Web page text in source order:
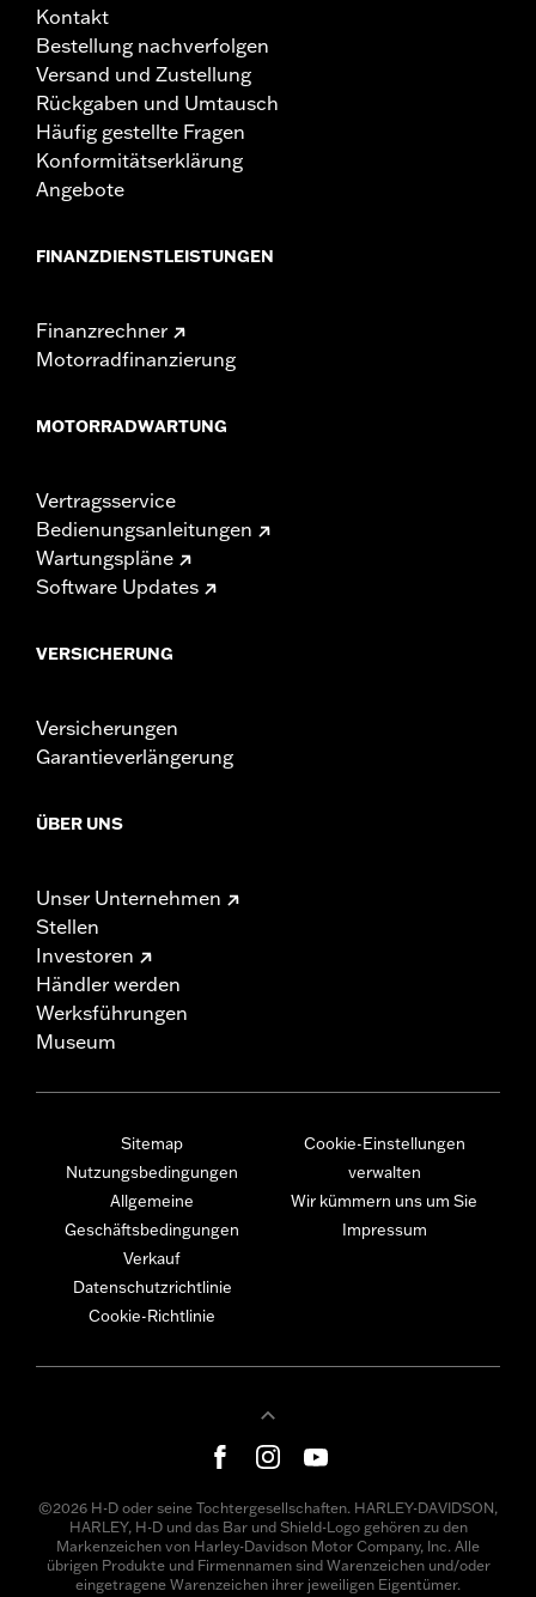
Kontakt
Bestellung nachverfolgen
Versand und Zustellung
Rückgaben und Umtausch
Häufig gestellte Fragen
Konformitätserklärung
Angebote
FINANZDIENSTLEISTUNGEN
Finanzrechner
Motorradfinanzierung
MOTORRADWARTUNG
Vertragsservice
Bedienungsanleitungen
Wartungspläne
Software Updates
VERSICHERUNG
Versicherungen
Garantieverlängerung
ÜBER UNS
Unser Unternehmen
Stellen
Investoren
Händler werden
Werksführungen
Museum
Sitemap
Nutzungsbedingungen
Allgemeine
Geschäftsbedingungen
Verkauf
Datenschutzrichtlinie
Cookie-Richtlinie
Cookie-Einstellungen
verwalten
Wir kümmern uns um Sie
Impressum
©2026 H-D oder seine Tochtergesellschaften. HARLEY-DAVIDSON,
HARLEY, H-D und das Bar und Shield-Logo gehören zu den
Markenzeichen von Harley-Davidson Motor Company, Inc. Alle
übrigen Produkte und Firmennamen sind Warenzeichen und/oder
eingetragene Warenzeichen ihrer jeweiligen Eigentümer.